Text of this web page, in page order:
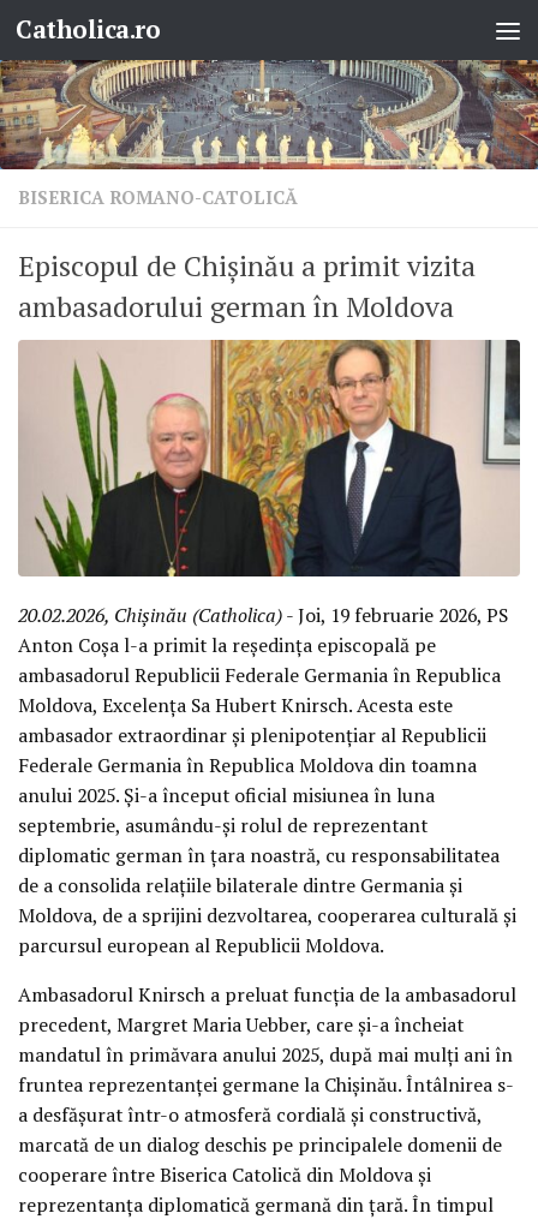
Skip to content
Catholica.ro
BISERICA ROMANO-CATOLICĂ
Episcopul de Chișinău a primit vizita
ambasadorului german în Moldova
20.02.2026, Chișinău (Catholica)- Joi, 19 februarie 2026, PS
Anton Coșa l-a primit la reședința episcopală pe
ambasadorul Republicii Federale Germania în Republica
Moldova, Excelența Sa Hubert Knirsch. Acesta este
ambasador extraordinar și plenipotențiar al Republicii
Federale Germania în Republica Moldova din toamna
anului 2025. Și-a început oficial misiunea în luna
septembrie, asumându-și rolul de reprezentant
diplomatic german în țara noastră, cu responsabilitatea
de a consolida relațiile bilaterale dintre Germania și
Moldova, de a sprijini dezvoltarea, cooperarea culturală și
parcursul european al Republicii Moldova.
Ambasadorul Knirsch a preluat funcția de la ambasadorul
precedent, Margret Maria Uebber, care și-a încheiat
mandatul în primăvara anului 2025, după mai mulți ani în
fruntea reprezentanței germane la Chișinău. Întâlnirea s-
a desfășurat într-o atmosferă cordială și constructivă,
marcată de un dialog deschis pe principalele domenii de
cooperare între Biserica Catolică din Moldova și
reprezentanța diplomatică germană din țară. În timpul